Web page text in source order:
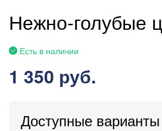
Нежно-голубые
Есть в наличии
1 350 руб.
Доступные варианты